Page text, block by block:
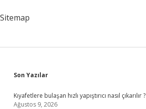
Sitemap
Sidebar
Son Yazılar
Kıyafetlere bulaşan hızlı yapıştırıcı nasıl çıkarılır ?
Ağustos 9, 2026